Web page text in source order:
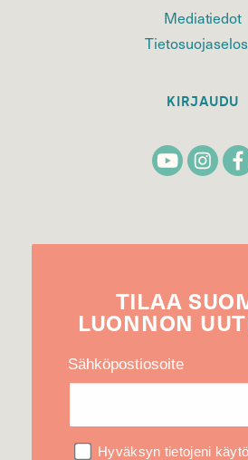
Mediatiedot
KIRJAUDU
TILAA
LUONNON
Sähköpostiosoite
Hyväksyn tietojeni